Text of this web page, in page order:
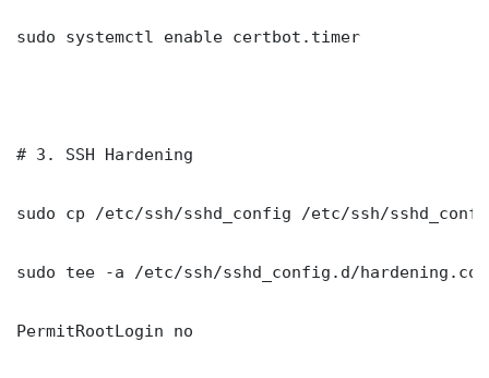
sudo systemctl enable certbot.timer
# 3. SSH Hardening
sudo cp /etc/ssh/sshd_config /etc/ssh/
sudo tee -a /etc/ssh/sshd_config.d/
PermitRootLogin no